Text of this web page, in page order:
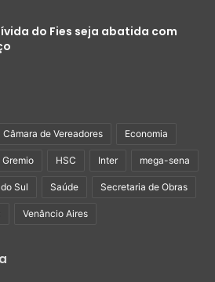
do Fies seja abatida com
Câmara de Vereadores Economia
Gremio HSC Inter mega-sena
Sul Saúde Secretaria de Obras
Venâncio Aires